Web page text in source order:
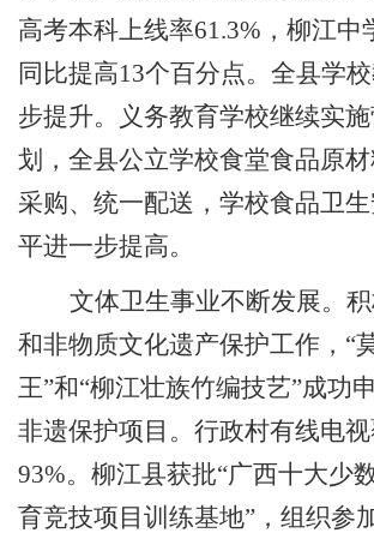
高考本科上线率61.3% ，柳江
同比提高13个百分点。全县学
步提升。义务教育学校继续实
划，全县公立学校食堂食品原
采购、统一配送，学校食品卫
平进一步提高。
文体卫生事业不断发展。
和非物质文化遗产保护工作， “
王”和“柳江壮族竹编技艺”成功
非遗保护项目。行政村有线电
93%。柳江县获批“广西十大少
育竞技项目训练基地” ，组织参